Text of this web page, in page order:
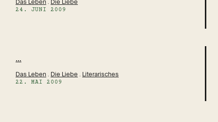
Das Leben Die Liebe
24. JUNI 2009
…
Das Leben Die Liebe Literarisches
22. MAI 2009